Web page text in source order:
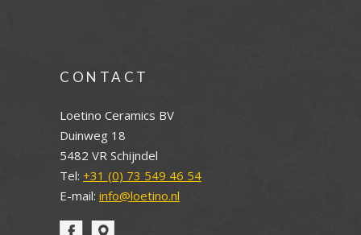
CONTACT
Loetino Ceramics BV
Duinweg 18
5482 VR Schijndel
Tel: +31 (0) 73 549 46 54
E-mail: info@loetino.nl